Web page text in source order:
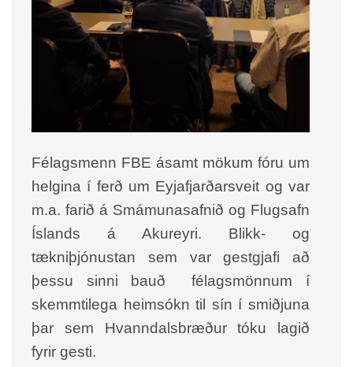
Félagsmenn FBE ásamt mökum fóru um
helgina í ferð um Eyjafjarðarsveit og var
m.a. farið á Smámunasafnið og Flugsafn
Íslands á Akureyri. Blikk- og
tækniþjónustan sem var gestgjafi að
þessu sinni bauð félagsmönnum í
skemmtilega heimsókn til sín í smiðjuna
þar sem Hvanndalsbræður tóku lagið
fyrir gesti.